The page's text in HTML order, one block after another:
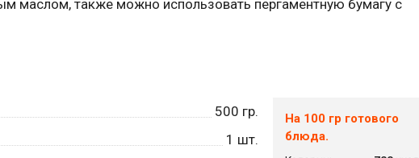
маслом, также можно использовать пергаментную бумагу с
500 гр.
1 шт.
На 100 гр готового
блюда.